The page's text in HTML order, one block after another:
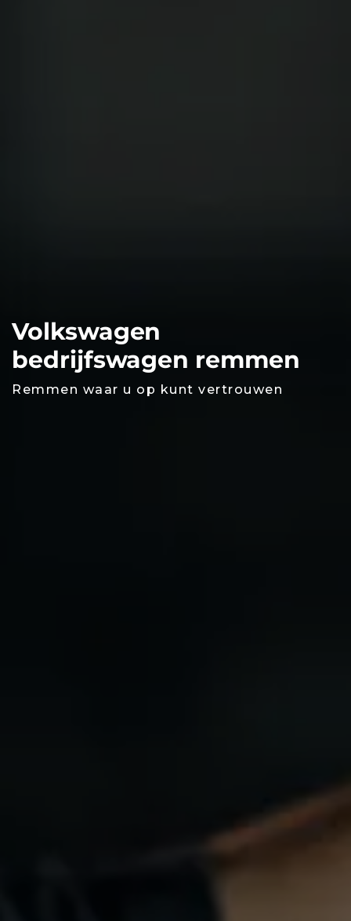
Volkswagen
bedrijfswagen remmen
Remmen waar u op kunt vertrouwen